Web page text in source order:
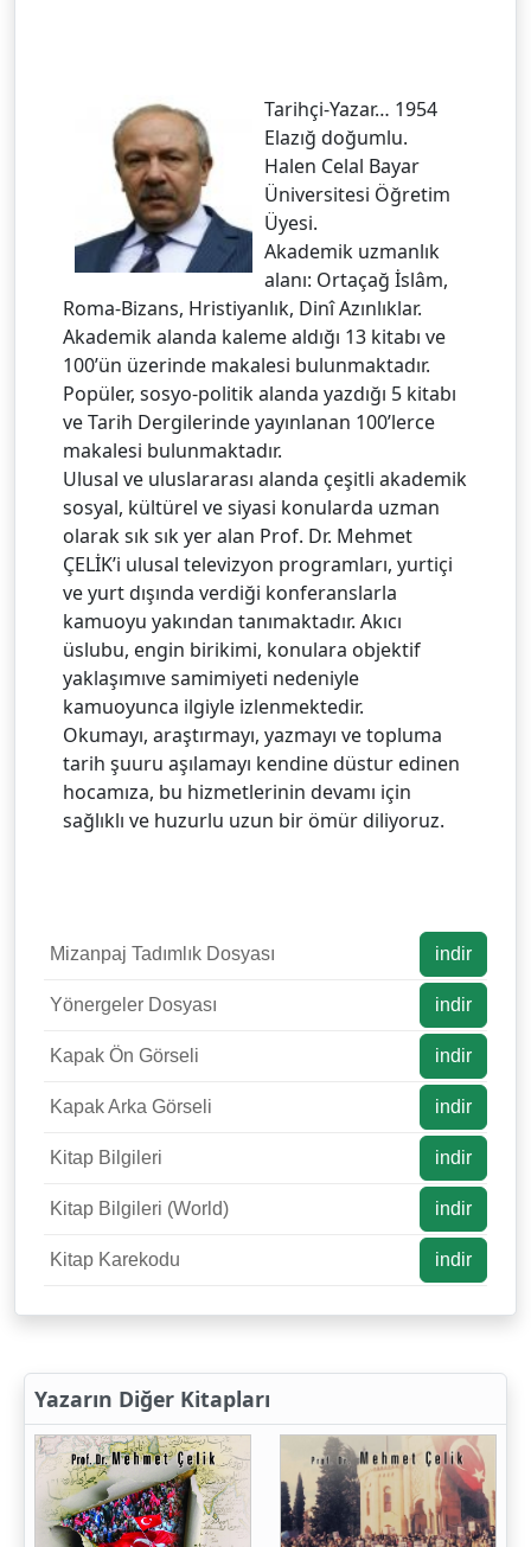
Tarihçi-Yazar… 1954
Elazığ doğumlu.
Halen Celal Bayar
Üniversitesi Öğretim
Üyesi.
Akademik uzmanlık
alanı: Ortaçağ İslâm,
Roma-Bizans, Hristiyanlık, Dinî Azınlıklar.
Akademik alanda kaleme aldığı 13 kitabı ve
100’ün üzerinde makalesi bulunmaktadır.
Popüler, sosyo-politik alanda yazdığı 5 kitabı
ve Tarih Dergilerinde yayınlanan 100’lerce
makalesi bulunmaktadır.
Ulusal ve uluslararası alanda çeşitli akademik
sosyal, kültürel ve siyasi konularda uzman
olarak sık sık yer alan Prof. Dr. Mehmet
ÇELİK’i ulusal televizyon programları, yurtiçi
ve yurt dışında verdiği konferanslarla
kamuoyu yakından tanımaktadır. Akıcı
üslubu, engin birikimi, konulara objektif
yaklaşımıve samimiyeti nedeniyle
kamuoyunca ilgiyle izlenmektedir.
Okumayı, araştırmayı, yazmayı ve topluma
tarih şuuru aşılamayı kendine düstur edinen
hocamıza, bu hizmetlerinin devamı için
sağlıklı ve huzurlu uzun bir ömür diliyoruz.
Mizanpaj Tadımlık Dosyası indir
Yönergeler Dosyası indir
Kapak Ön Görseli indir
Kapak Arka Görseli indir
Kitap Bilgileri indir
Kitap Bilgileri (World) indir
Kitap Karekodu indir
Yazarın Diğer Kitapları